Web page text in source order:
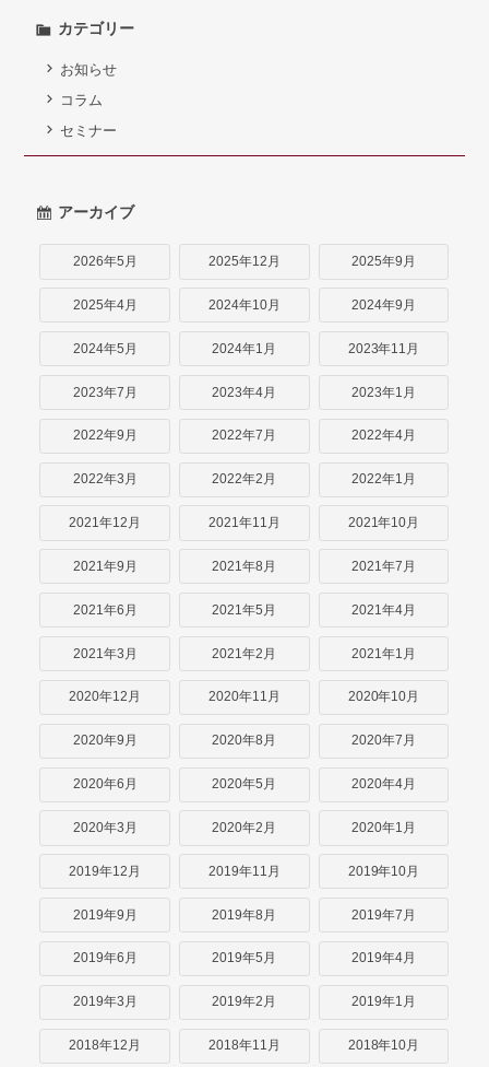
カテゴリー
お知らせ
コラム
セミナー
アーカイブ
2026年5月 2025年12月 2025年9月
2025年4月 2024年10月 2024年9月
2024年5月 2024年1月 2023年11月
2023年7月 2023年4月 2023年1月
2022年9月 2022年7月 2022年4月
2022年3月 2022年2月 2022年1月
2021年12月 2021年11月 2021年10月
2021年9月 2021年8月 2021年7月
2021年6月 2021年5月 2021年4月
2021年3月 2021年2月 2021年1月
2020年12月 2020年11月 2020年10月
2020年9月 2020年8月 2020年7月
2020年6月 2020年5月 2020年4月
2020年3月 2020年2月 2020年1月
2019年12月 2019年11月 2019年10月
2019年9月 2019年8月 2019年7月
2019年6月 2019年5月 2019年4月
2019年3月 2019年2月 2019年1月
2018年12月 2018年11月 2018年10月